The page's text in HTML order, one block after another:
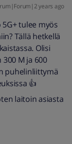
years ago
tulee myös
Tällä hetkellä
Olisi
M ja 600
puhelinliittymä
👍
laitoin asiasta